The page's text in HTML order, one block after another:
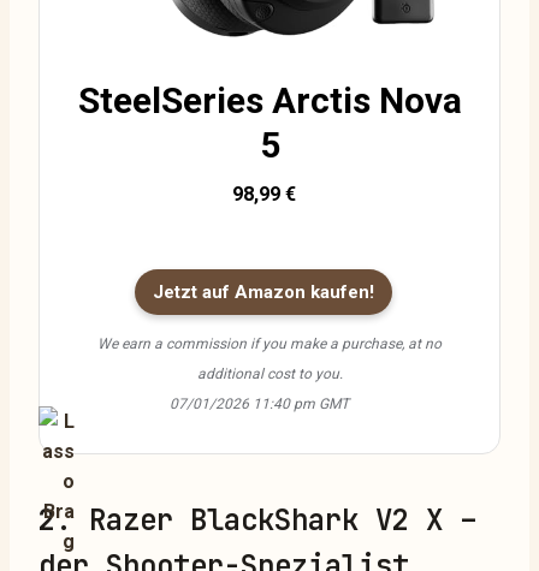
SteelSeries Arctis Nova
5
98,99 €
Jetzt auf Amazon kaufen!
We earn a commission if you make a purchase, at no
additional cost to you.
07/01/2026 11:40 pm GMT
2. Razer BlackShark V2 X –